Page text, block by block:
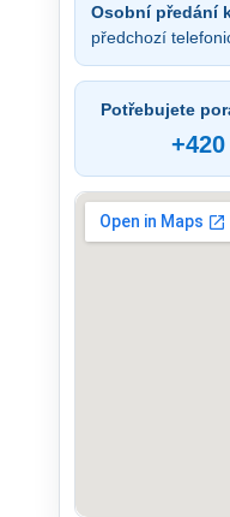
Osobní předání
předchozí
Potřebujete